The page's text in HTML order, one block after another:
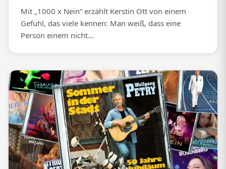
Mit „1000 x Nein“ erzählt Kerstin Ott von einem
Gefühl, das viele kennen: Man weiß, dass eine
Person einem nicht...